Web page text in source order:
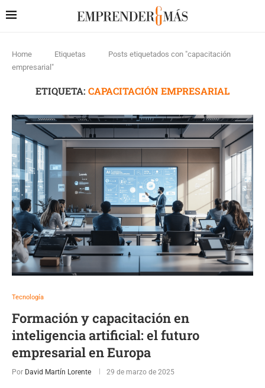
Home Etiquetas
Posts etiquetados con "capacitación
empresarial"
ETIQUETA: CAPACITACIÓN EMPRESARIAL
Tecnología
Formación y capacitación en
inteligencia artificial: el futuro
empresarial en Europa
Por David Martín Lorente 29 de marzo de 2025